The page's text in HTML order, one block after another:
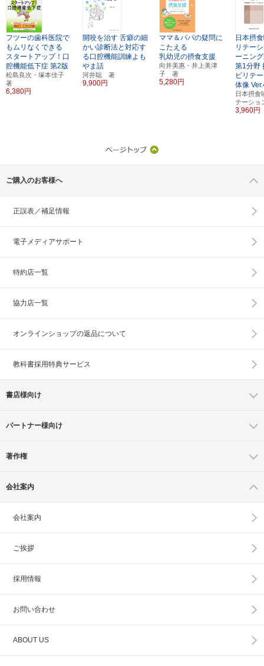
フツーの歯科医院で
もムリなくできる
スタートアップ！口
腔機能低下症 第2版
松島良次・塚本佳子
著
6,380円
開咬を治す 舌癖の細
かい診断法と対応す
る口腔機能訓練よも
やま話
河井聡 著
9,900円
ママ＆パパの疑問に
こたえる
乳幼児の摂食支援
向井美惠・井上美津
子 著
5,280円
日本摂
リテー
ーニン
第1分野
ビリテ
体像
日本摂食
テーシ
3,960円
ご購入のお客様へ
正誤表／補足情報
電子メディアサポート
特約店一覧
協力店一覧
オンラインショップの返品について
教科書採用特典サービス
書店様向け
パートナー様向け
著作権
会社案内
会社案内
ご挨拶
採用情報
お問い合わせ
ABOUT US